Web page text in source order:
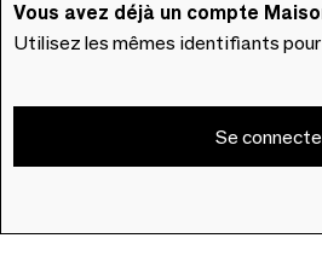
Vous avez déjà un compte
Utilisez les mêmes identifiants
Se